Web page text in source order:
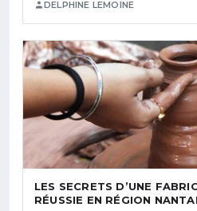
DELPHINE LEMOINE
LES SECRETS D’UNE
RÉUSSIE EN RÉGION